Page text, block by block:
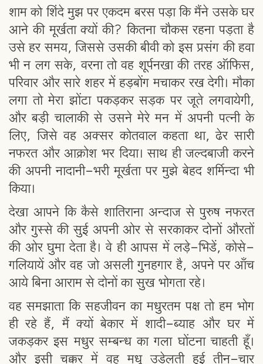
शाम को शिंदे मुझ पर एकदम बरस पड़ा कि मैंने उसके घर
आने की मूर्खता क्यों की? कितना चौकस रहना पड़ता है
उसे हर समय, जिससे उसकी बीवी को इस प्रसंग की हवा
भी न लग सके, वरना तो वह शूर्पनखा की तरह ऑफिस,
परिवार और सारे शहर में हड़बोंग मचाकर रख देगी। मौका
लगा तो मेरा झोंटा पकड़कर सड़क पर जूते लगवायेगी,
और बड़ी चालाकी से उसने मेरे मन में अपनी पत्नी के
लिए, जिसे वह अक्सर कोतवाल कहता था, ढेर सारी
नफरत और आक्रोश भर दिया। साथ ही जल्दबाजी करने
की अपनी नादानी-भरी मूर्खता पर मुझे बेहद शर्मिन्दा भी
किया।
देखा आपने कि कैसे शातिराना अन्दाज से पुरुष नफरत
और गुस्से की सुई अपनी ओर से सरकाकर दोनों औरतों
की ओर घुमा देता है। वे ही आपस में लड़े-भिडें, कोसे-
गलियायें और वह जो असली गुनहगार है, अपने पर आँच
आये बिना आराम से दोनों का सुख भोगता रहे।
वह समझाता कि सहजीवन का मधुरतम पक्ष तो हम भोग
ही रहे हैं, मैं क्यों बेकार में शादी-ब्याह और घर में
जकड़कर इस मधुर सम्बन्ध का गला घोंटना चाहती हूँ।
और इसी चक्कर में वह मधु उड़ेलती हुई तीन-चार